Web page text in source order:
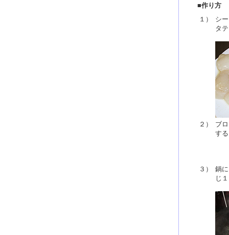
■作り方
１）
シ
タ
２）
ブ
す
３）
鍋
じ